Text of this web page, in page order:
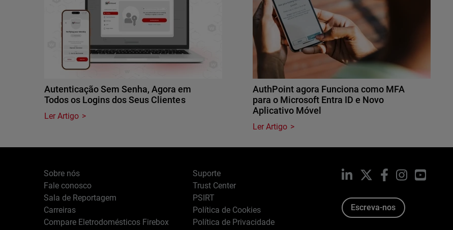
Autenticação Sem Senha, Agora em
Todos os Logins dos Seus Clientes
Ler Artigo
AuthPoint agora Funciona como MFA
para o Microsoft Entra ID e Novo
Aplicativo Móvel
Ler Artigo
Sobre nós
Fale conosco
Sala de Reportagem
Carreiras
Compare Eletrodomésticos Firebox
Suporte
Trust Center
PSIRT
Política de Cookies
Política de Privacidade
LinkedIn Facebook
InstagramYouTube
Escreva-nos